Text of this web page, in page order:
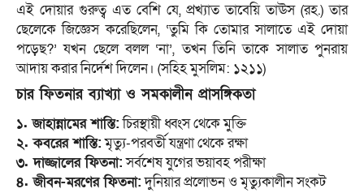
এই দোয়ার গুরুত্ব এত বেশি যে, প্রখ্যাত তাবেয়ি তাঊস (রহ.) তার
ছেলেকে জিজ্ঞেস করেছিলেন, ‘তুমি কি তোমার সালাতে এই দোয়া
পড়েছ?’ যখন ছেলে বলল ‘না’, তখন তিনি তাকে সালাত পুনরায়
আদায় করার নির্দেশ দিলেন। (সহিহ মুসলিম: ১২১১)
চার ফিতনার ব্যাখ্যা ও সমকালীন প্রাসঙ্গিকতা
১. জাহান্নামের শাস্তি:চিরস্থায়ী ধ্বংস থেকে মুক্তি
২. কবরের শাস্তি:মৃত্যু-পরবর্তী যন্ত্রণা থেকে রক্ষা
৩. দাজ্জালের ফিতনা:সর্বশেষ যুগের ভয়াবহ পরীক্ষা
৪. জীবন-মরণের ফিতনা:দুনিয়ার প্রলোভন ও মৃত্যুকালীন সংকট